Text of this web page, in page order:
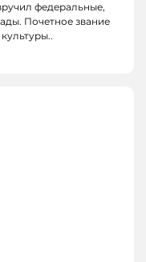
федеральные,
Почетное звание